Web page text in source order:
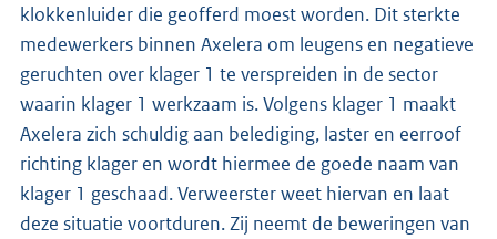
klokkenluider die geofferd moest worden. Dit sterkte
medewerkers binnen Axelera om leugens en negatieve
geruchten over klager 1 te verspreiden in de sector
waarin klager 1 werkzaam is. Volgens klager 1 maakt
Axelera zich schuldig aan belediging, laster en eerroof
richting klager en wordt hiermee de goede naam van
klager 1 geschaad. Verweerster weet hiervan en laat
deze situatie voortduren. Zij neemt de beweringen van